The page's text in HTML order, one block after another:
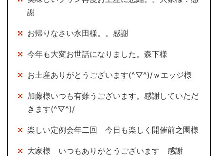
謝
お帰りなさい永田様。。感謝
今年も大変お世話になりました。森下様
お土産ありがとうございます(^▽^)/ｗエッジ様
加藤様いつも有難うございます。感謝していただ
きます(^▽^)/
楽しい定例会年二回 今日も楽しく開催前之園様
大家様 いつもありがとうございます 感謝